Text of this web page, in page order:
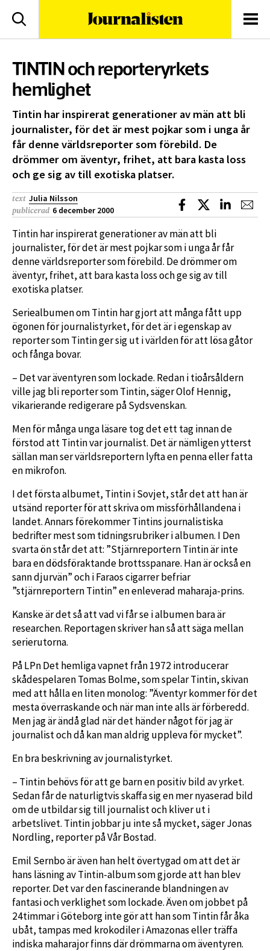
Sök
TINTIN och reporteryrkets
hemlighet
Tintin har inspirerat generationer av män att bli
journalister, för det är mest pojkar som i unga år
får denne världsreporter som förebild. De
drömmer om äventyr, frihet, att bara kasta loss
och ge sig av till exotiska platser.
text Julia Nilsson
publicerad 6 december 2000
Dela på Facebook
Dela på XDela på
Tintin har inspirerat generationer av män att bli
journalister, för det är mest pojkar som i unga år får
denne världsreporter som förebild. De drömmer om
äventyr, frihet, att bara kasta loss och ge sig av till
exotiska platser.
Seriealbumen om Tintin har gjort att många fått upp
ögonen för journalistyrket, för det är i egenskap av
reporter som Tintin ger sig ut i världen för att lösa gåtor
och fånga bovar.
– Det var äventyren som lockade. Redan i tioårsåldern
ville jag bli reporter som Tintin, säger Olof Hennig,
vikarierande redigerare på Sydsvenskan.
Men för många unga läsare tog det ett tag innan de
förstod att Tintin var journalist. Det är nämligen ytterst
sällan man ser världsreportern lyfta en penna eller fatta
en mikrofon.
I det första albumet, Tintin i Sovjet, står det att han är
utsänd reporter för att skriva om missförhållandena i
landet. Annars förekommer Tintins journalistiska
bedrifter mest som tidningsrubriker i albumen. I Den
svarta ön står det att: ”Stjärnreportern Tintin är inte
bara en dödsföraktande brottsspanare. Han är också en
sann djurvän” och i Faraos cigarrer befriar
”stjärnreportern Tintin” en enleverad maharaja-prins.
Kanske är det så att vad vi får se i albumen bara är
researchen. Reportagen skriver han så att säga mellan
serierutorna.
På LPn Det hemliga vapnet från 1972 introducerar
skådespelaren Tomas Bolme, som spelar Tintin, skivan
med att hålla en liten monolog: ”Äventyr kommer för det
mesta överraskande och när man inte alls är förberedd.
Men jag är ändå glad när det händer något för jag är
journalist och då kan man aldrig uppleva för mycket”.
En bra beskrivning av journalistyrket.
– Tintin behövs för att ge barn en positiv bild av yrket.
Sedan får de naturligtvis skaffa sig en mer nyaserad bild
om de utbildar sig till journalist och kliver ut i
arbetslivet. Tintin jobbar ju inte så mycket, säger Jonas
Nordling, reporter på Vår Bostad.
Emil Sernbo är även han helt övertygad om att det är
hans läsning av Tintin-album som gjorde att han blev
reporter. Det var den fascinerande blandningen av
fantasi och verklighet som lockade. Även om jobbet på
24timmar i Göteborg inte gör att han som Tintin får åka
ubåt, tampas med krokodiler i Amazonas eller träffa
indiska maharajor finns där drömmarna om äventyren.